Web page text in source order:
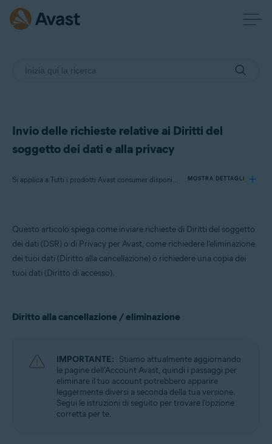
Invio delle richieste relative ai Diritti del
soggetto dei dati e alla privacy
Si applica a Tutti i prodotti Avast consumer disponibili MOSTRA DETTAGLI
Prodotti:
Tutti i prodotti Avast consumer disponibili
Questo articolo spiega come inviare richieste di Diritti del soggetto
dei dati (DSR) o di Privacy per Avast, come richiedere l'eliminazione
dei tuoi dati (Diritto alla cancellazione) o richiedere una copia dei
tuoi dati (Diritto di accesso).
Diritto alla cancellazione / eliminazione
IMPORTANTE: Stiamo attualmente aggiornando
le pagine dell'Account Avast, quindi i passaggi per
eliminare il tuo account potrebbero apparire
leggermente diversi a seconda della tua versione.
Segui le istruzioni di seguito per trovare l'opzione
corretta per te.